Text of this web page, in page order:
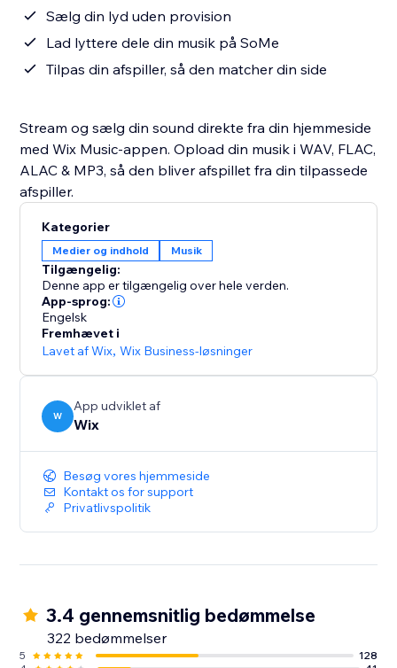
Sælg din lyd uden provision
Lad lyttere dele din musik på SoMe
Tilpas din afspiller, så den matcher din side
Stream og sælg din sound direkte fra din hjemmeside
med Wix Music-appen. Opload din musik i WAV, FLAC,
ALAC & MP3, så den bliver afspillet fra din tilpassede
afspiller.
Kategorier
Medier og indhold Musik
Tilgængelig:
Denne app er tilgængelig over hele verden.
App-sprog:
Engelsk
Fremhævet i
Lavet af Wix,Wix Business-løsninger
W
App udviklet af
Wix
Besøg vores hjemmeside
Kontakt os for support
Privatlivspolitik
3.4 gennemsnitlig bedømmelse
322 bedømmelser
5
128